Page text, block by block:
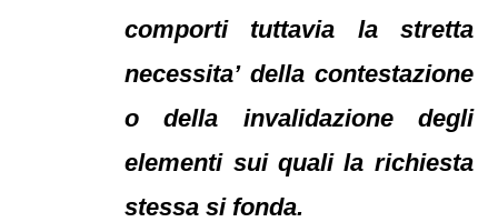
comporti tuttavia la stretta
necessita’ della contestazione
o della invalidazione degli
elementi sui quali la richiesta
stessa si fonda.